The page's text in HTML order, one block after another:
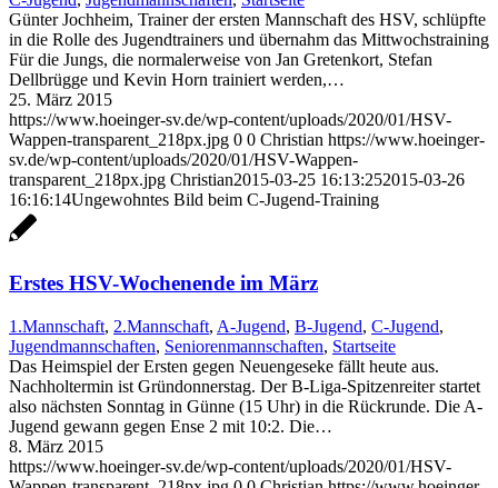
Günter Jochheim, Trainer der ersten Mannschaft des HSV, schlüpfte
in die Rolle des Jugendtrainers und übernahm das Mittwochstraining
Für die Jungs, die normalerweise von Jan Gretenkort, Stefan
Dellbrügge und Kevin Horn trainiert werden,…
25. März 2015
https://www.hoeinger-sv.de/wp-content/uploads/2020/01/HSV-
Wappen-transparent_218px.jpg 0 0 Christian https://www.hoeinger-
sv.de/wp-content/uploads/2020/01/HSV-Wappen-
transparent_218px.jpg Christian2015-03-25 16:13:252015-03-26
16:16:14Ungewohntes Bild beim C-Jugend-Training
Erstes HSV-Wochenende im März
1.Mannschaft, 2.Mannschaft, A-Jugend, B-Jugend, C-Jugend,
Jugendmannschaften, Seniorenmannschaften, Startseite
Das Heimspiel der Ersten gegen Neuengeseke fällt heute aus.
Nachholtermin ist Gründonnerstag. Der B-Liga-Spitzenreiter startet
also nächsten Sonntag in Günne (15 Uhr) in die Rückrunde. Die A-
Jugend gewann gegen Ense 2 mit 10:2. Die…
8. März 2015
https://www.hoeinger-sv.de/wp-content/uploads/2020/01/HSV-